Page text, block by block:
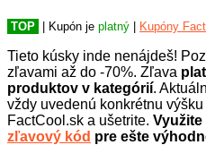
TOP | Kupón je platný | Kupóny
Tieto kúsky inde nenájdeš!
zľavami až do -70%. Zľava
produktov v kategórií.
vždy uvedenú konkrétnu
FactCool.sk a ušetrite.
zľavový kód pre ešte